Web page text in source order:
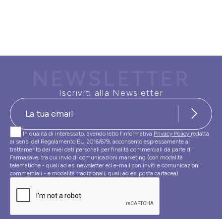
Iscriviti alla Newsletter
In qualità di interessato, avendo letto l’informativa Privacy Policy redatta
ai sensi del Regolamento EU 2016/679, acconsento espressamente al
trattamento dei miei dati personali per finalità commerciali da parte di
Farmasave, tra cui invio di comunicazioni marketing (con modalità
telematiche - quali ad es. newsletter ed e-mail con inviti e comunicazioni
commerciali - e modalità tradizionali, quali ad es. posta cartacea)